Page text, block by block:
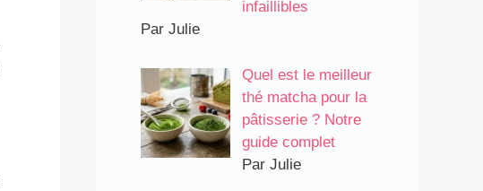
infaillibles
Par Julie
Quel est le meilleur
thé matcha pour la
pâtisserie ? Notre
guide complet
Par Julie